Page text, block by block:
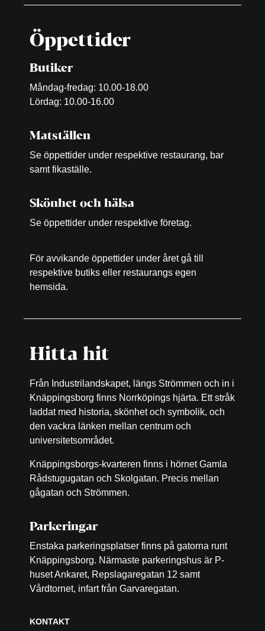
Öppettider
Butiker
Måndag-fredag: 10.00-18.00
Lördag: 10.00-16.00
Matställen
Se öppettider under respektive restaurang, bar
samt fikaställe.
Skönhet och hälsa
Se öppettider under respektive företag.
För avvikande öppettider under året gå till
respektive butiks eller restaurangs egen
hemsida.
Hitta hit
Från Industrilandskapet, längs Strömmen och in i
Knäppingsborg finns Norrköpings hjärta. Ett stråk
laddat med historia, skönhet och symbolik, och
den vackra länken mellan centrum och
universitetsområdet.
Knäppingsborgs-kvarteren finns i hörnet Gamla
Rådstugugatan och Skolgatan. Precis mellan
gågatan och Strömmen.
Parkeringar
Enstaka parkeringsplatser finns på gatorna runt
Knäppingsborg. Närmaste parkeringshus är P-
huset Ankaret, Repslagaregatan 12 samt
Vårdtornet, infart från Garvaregatan.
KONTAKT